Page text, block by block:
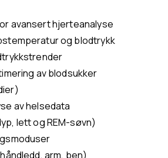
avansert hjerteanalyse
og blodtrykk
av blodsukker
av helsedata
lett og REM-søvn)
arm, ben)